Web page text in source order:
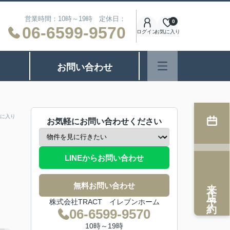
営業時間：10時～19時 定休日：
06-6599-9570 ログインお気に入り
0
お問い合わせ
入り
お気軽にお問い合わせください
LINEからお問い合わせ
無料お問い合わせ
株式会社TRACT イレブンホーム
06-6599-9570
10時～19時
来店予約